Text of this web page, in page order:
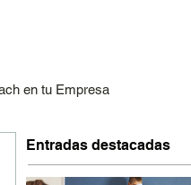
en tu Empresa
Entradas destacadas